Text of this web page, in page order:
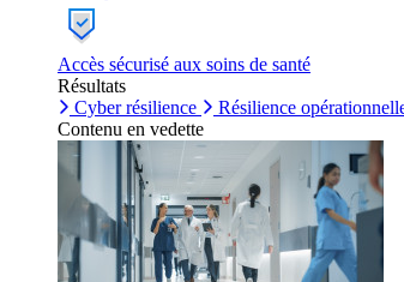
Accès sécurisé aux soins de santé
Résultats
Cyber résilience
Résilience
Contenu en vedette